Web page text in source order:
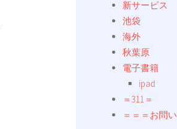
新サービス
池袋
海外
秋葉原
電子書籍
ipad
＝311＝
＝＝＝お問